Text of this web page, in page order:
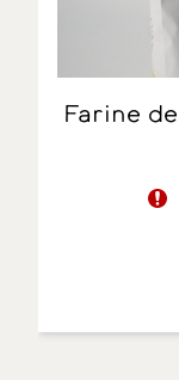
Farine de blé biologique type 80 -